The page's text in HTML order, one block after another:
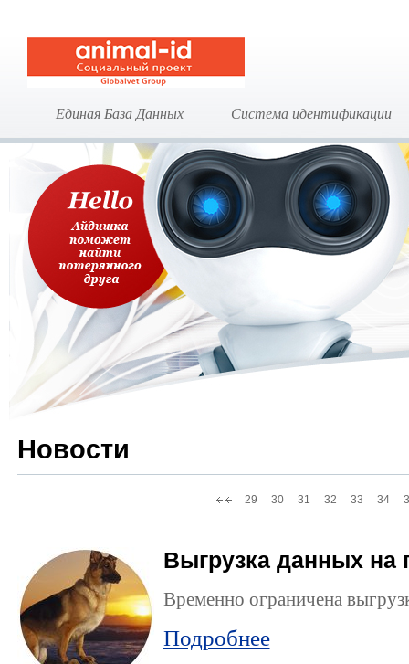
Единая База Данных Система идентификации
Новости
29 30 31 32 33 34
Выгрузка данных на
Временно ограничена
Подробнее